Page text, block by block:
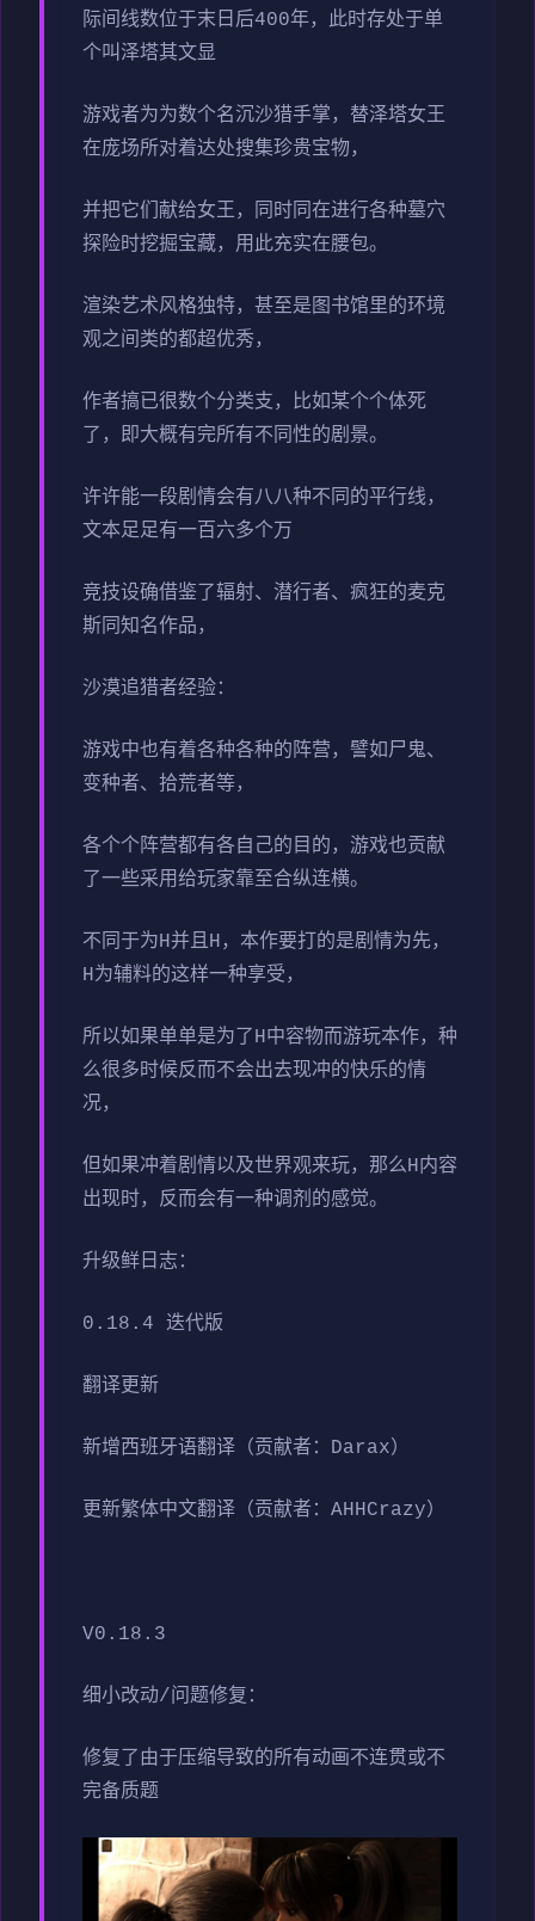
际间线数位于末日后400年，此时存处于单
个叫泽塔其文显
游戏者为为数个名沉沙猎手掌，替泽塔女王
在庞场所对着达处搜集珍贵宝物，
并把它们献给女王，同时同在进行各种墓穴
探险时挖掘宝藏，用此充实在腰包。
渲染艺术风格独特，甚至是图书馆里的环境
观之间类的都超优秀，
作者搞已很数个分类支，比如某个个体死
了，即大概有完所有不同性的剧景。
许许能一段剧情会有八八种不同的平行线，
文本足足有一百六多个万
竞技设确借鉴了辐射、潜行者、疯狂的麦克
斯同知名作品，
沙漠追猎者经验：
游戏中也有着各种各种的阵营，譬如尸鬼、
变种者、拾荒者等，
各个个阵营都有各自己的目的，游戏也贡献
了一些采用给玩家靠至合纵连横。
不同于为H并且H，本作要打的是剧情为先，
H为辅料的这样一种享受，
所以如果单单是为了H中容物而游玩本作，种
么很多时候反而不会出去现冲的快乐的情
况，
但如果冲着剧情以及世界观来玩，那么H内容
出现时，反而会有一种调剂的感觉。
升级鲜日志：
0.18.4 迭代版
翻译更新
新增西班牙语翻译（贡献者：Darax）
更新繁体中文翻译（贡献者：AHHCrazy）
V0.18.3
细小改动/问题修复：
修复了由于压缩导致的所有动画不连贯或不
完备质题